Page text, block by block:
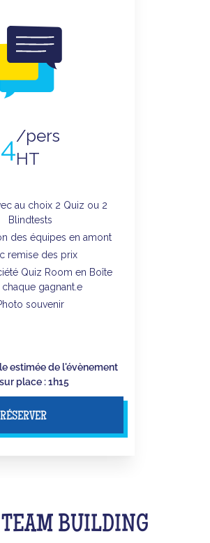
/pers
HT
au choix 2 Quiz ou 2
Blindtests
des équipes en amont
remise des prix
Quiz Room en Boîte
gagnant.e
souvenir
estimée de l'évènement
sur place : 1h15
RÉSERVER
BUILDING